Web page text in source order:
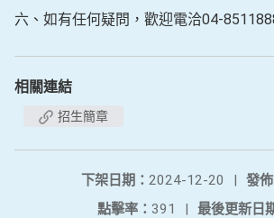
六、如有任何疑問，歡迎電洽04-
相關連結
招生簡章
發
下架日期： 2024-12-20
|
最後更新日
點擊率： 391 |